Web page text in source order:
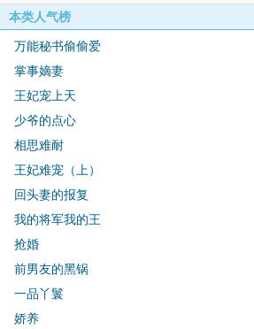
本类人气榜
万能秘书偷偷爱
掌事嫡妻
王妃宠上天
少爷的点心
相思难耐
王妃难宠（上）
回头妻的报复
我的将军我的王
抢婚
前男友的黑锅
一品丫鬟
娇养